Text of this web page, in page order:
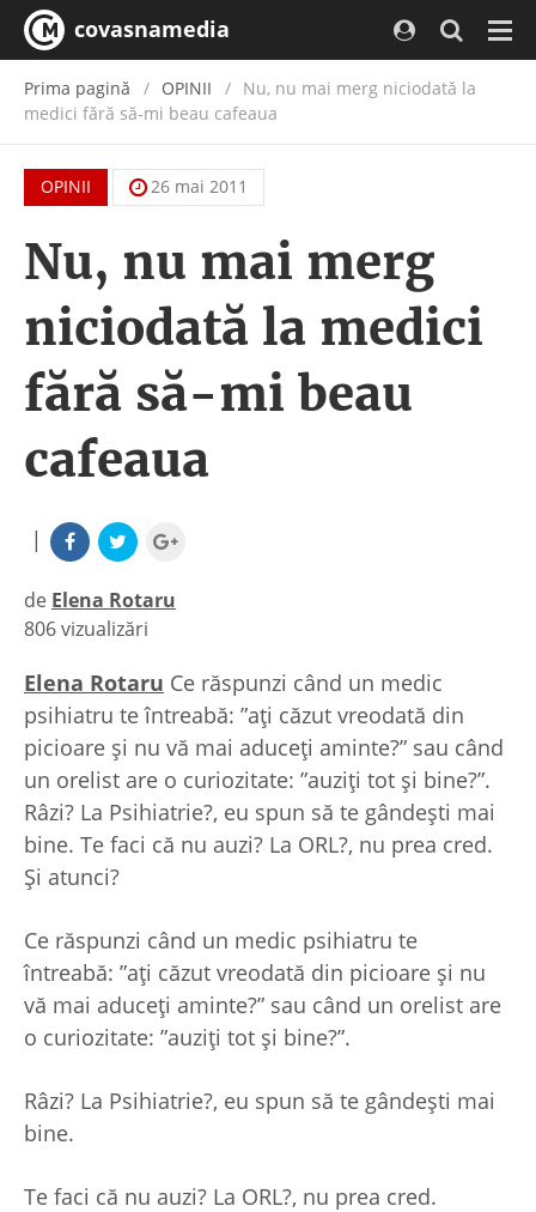
covasnamedia
Prima pagină OPINII
Nu, nu mai merg niciodată la
medici fără să-mi beau cafeaua
OPINII 26 mai 2011
Nu, nu mai merg
niciodată la medici
fără să-mi beau
cafeaua
|
de Elena Rotaru
|
806 vizualizări
Elena Rotaru Ce răspunzi când un medic
psihiatru te întreabă: ”ați căzut vreodată din
picioare și nu vă mai aduceți aminte?” sau când
un orelist are o curiozitate: ”auziți tot și bine?”.
Râzi? La Psihiatrie?, eu spun să te gândești mai
bine. Te faci că nu auzi? La ORL?, nu prea cred.
Și atunci?
Ce răspunzi când un medic psihiatru te
întreabă: ”ați căzut vreodată din picioare și nu
vă mai aduceți aminte?” sau când un orelist are
o curiozitate: ”auziți tot și bine?”.
Râzi? La Psihiatrie?, eu spun să te gândești mai
bine.
Te faci că nu auzi? La ORL?, nu prea cred.